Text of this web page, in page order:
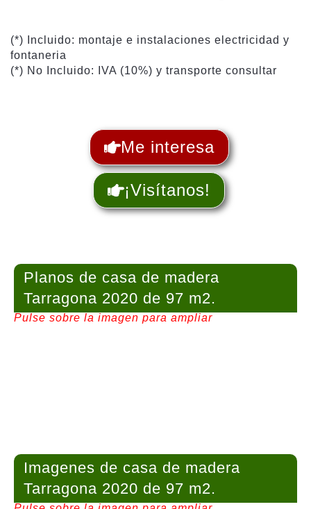
(*) Incluido: montaje e instalaciones electricidad y
fontaneria
(*) No Incluido: IVA (10%) y transporte consultar
Me interesa
¡Visítanos!
Planos de casa de madera
Tarragona 2020 de 97 m2.
Pulse sobre la imagen para ampliar
Imagenes de casa de madera
Tarragona 2020 de 97 m2.